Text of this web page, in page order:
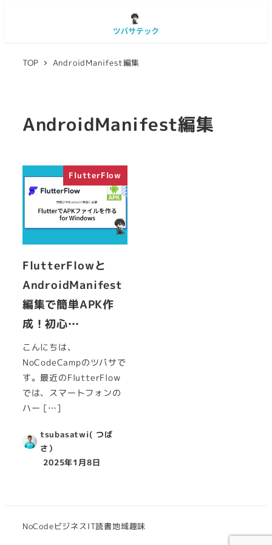
TOP AndroidManifest編集
AndroidManifest編集
FlutterFlow
FlutterFlowと
AndroidManifest
編集で簡単APK作
成！初心…
こんにちは、
NoCodeCampのツバサで
す。最近のFlutterFlow
では、スマートフォンの
ハー […]
tsubasatwi( つば
さ）
2025年1月8日
NoCodeビジネスIT読書地域趣味